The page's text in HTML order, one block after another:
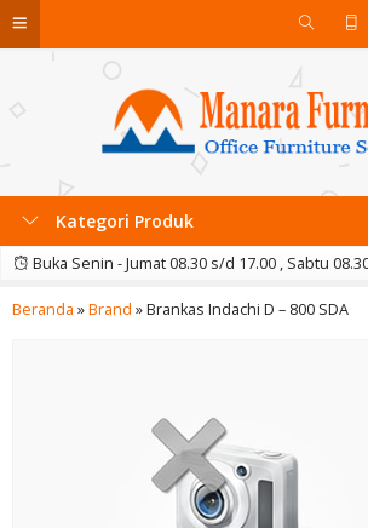
Kategori Produk
Buka Senin - Jumat 08.30 s/d 17.00 , Sabtu
Beranda »Brand »Brankas Indachi D – 800 SDA